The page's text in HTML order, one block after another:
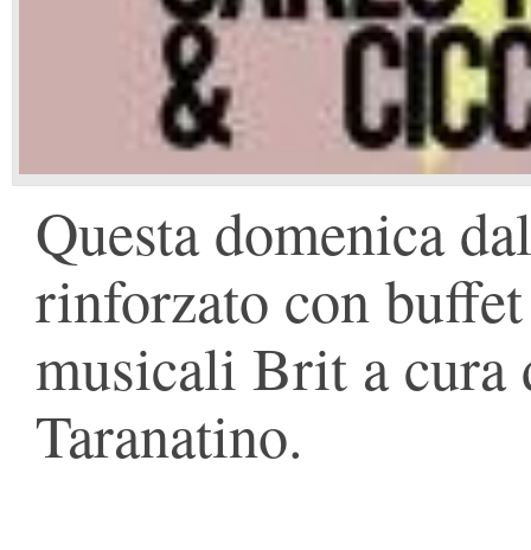
Questa domenica
rinforzato con
musicali Brit a cura
Taranatino.